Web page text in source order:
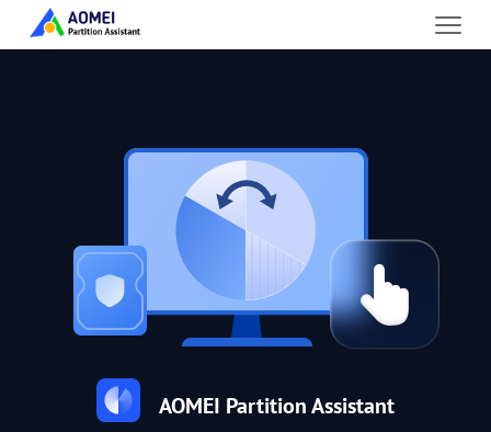
AOMEI Partition Assistant